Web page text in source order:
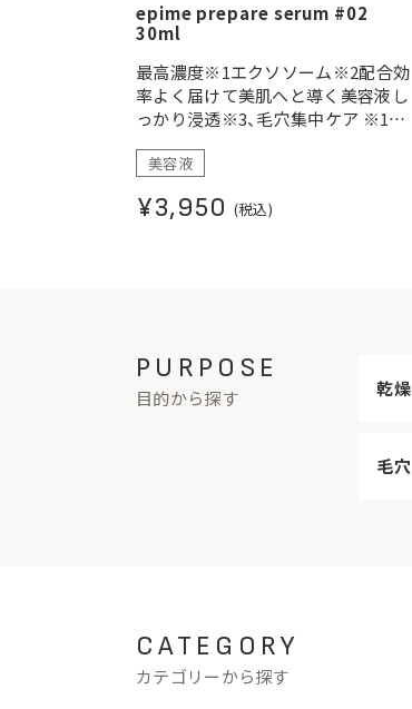
epime prepare serum #02
30ml
最高濃度※1エクソソーム※2配合効
率よく届けて美肌へと導く美容液し
っかり浸透※3、毛穴集中ケア ※1
間葉系細胞エクソソーム ※3 角質層
美容液
¥3,950 (税込)
PURPOSE
目的から探す 乾燥
毛穴
CATEGORY
カテゴリーから探す